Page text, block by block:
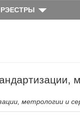
РЭЕСТРЫ
метрологии и